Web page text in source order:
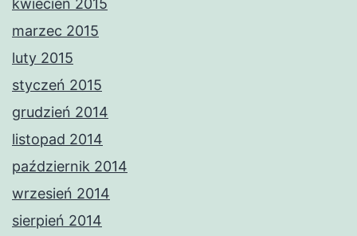
kwiecień 2015
marzec 2015
luty 2015
styczeń 2015
grudzień 2014
listopad 2014
październik 2014
wrzesień 2014
sierpień 2014